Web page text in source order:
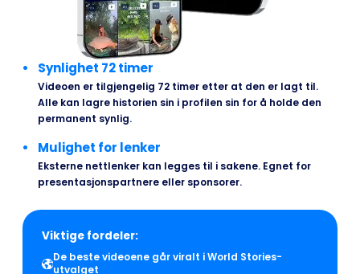
Synlighet 72 timer
Videoen er tilgjengelig 72 timer etter at den er lagt til.
Alle kan lagre historien sin i profilen sin for å holde den
permanent synlig.
Mulighet for lenker
Eksterne nettlenker kan legges til i sakene. Egnet for
presentasjonspartnere eller sponsorer.
Viktige fordeler:
De beste videoene går viralt i World Stories-
utvalget